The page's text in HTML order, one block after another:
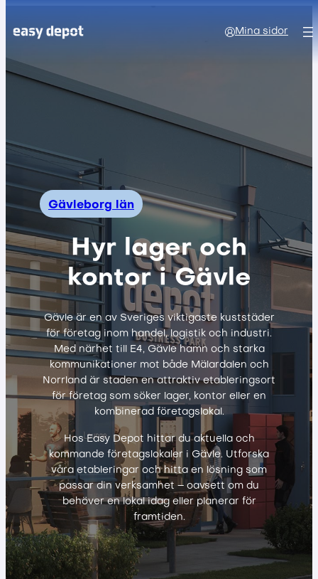
Mina sidor
Gävleborg län
Hyr lager och
kontor i Gävle
Gävle är en av Sveriges viktigaste kuststäder
för företag inom handel, logistik och industri.
Med närhet till E4, Gävle hamn och starka
kommunikationer mot både Mälardalen och
Norrland är staden en attraktiv etableringsort
för företag som söker lager, kontor eller en
kombinerad företagslokal.
Hos Easy Depot hittar du aktuella och
kommande företagslokaler i Gävle. Utforska
våra etableringar och hitta en lösning som
passar din verksamhet – oavsett om du
behöver en lokal idag eller planerar för
framtiden.